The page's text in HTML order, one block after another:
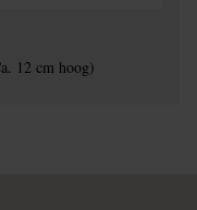
12 cm hoog)